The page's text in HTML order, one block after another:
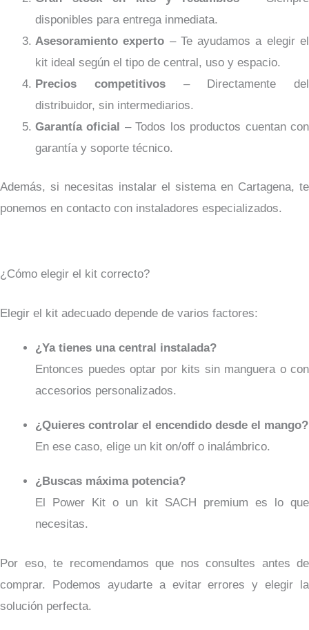
disponibles para entrega inmediata.
Asesoramiento experto – Te ayudamos a elegir el
kit ideal según el tipo de central, uso y espacio.
Precios competitivos– Directamente del
distribuidor, sin intermediarios.
Garantía oficial – Todos los productos cuentan con
garantía y soporte técnico.
Además, si necesitas instalar el sistema en Cartagena, te
ponemos en contacto con instaladores especializados.
¿Cómo elegir el kit correcto?
Elegir el kit adecuado depende de varios factores:
¿Ya tienes una central instalada?
Entonces puedes optar por kits sin manguera o con
accesorios personalizados.
¿Quieres controlar el encendido desde el mango?
En ese caso, elige un kit on/off o inalámbrico.
¿Buscas máxima potencia?
El Power Kit o un kit SACH premium es lo que
necesitas.
Por eso, te recomendamos que nos consultes antes de
comprar. Podemos ayudarte a evitar errores y elegir la
solución perfecta.